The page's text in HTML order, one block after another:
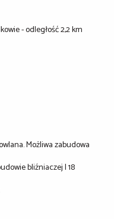
- odległość 2,2 km
Możliwa zabudowa
bliźniaczej | 18